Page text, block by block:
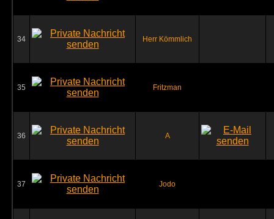
34 Herr Kömmlich
35 Fritzman
36 A
37 Jodo